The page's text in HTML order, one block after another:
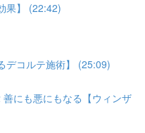
果】 (22:42)
デコルテ施術】 (25:09)
にも悪にもなる【ウィンザ